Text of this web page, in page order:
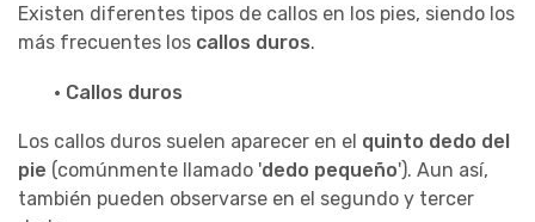
Existen diferentes tipos de callos en los pies, siendo los
más frecuentes los callos duros.
· Callos duros
Los callos duros suelen aparecer en el quinto dedo del
pie (comúnmente llamado 'dedo pequeño'). Aun así,
también pueden observarse en el segundo y tercer